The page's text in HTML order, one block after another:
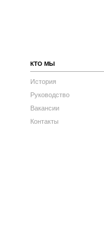
КТО МЫ
История
Руководство
Вакансии
Контакты